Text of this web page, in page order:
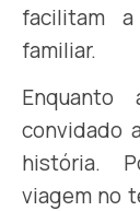
facilitam
familiar.
convidado
história.
viagem no